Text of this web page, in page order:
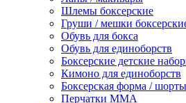
Шлемы боксерские
Груши / мешки
Обувь для бокса
Обувь для единоборств
Боксерские детские
Кимоно для единоборств
Боксерская форма / шорты
Перчатки ММА